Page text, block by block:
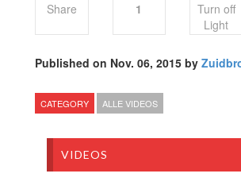
Share 1
Turn off
Light
Published on Nov. 06, 2015 by
CATEGORY ALLE VIDEOS
VIDEOS